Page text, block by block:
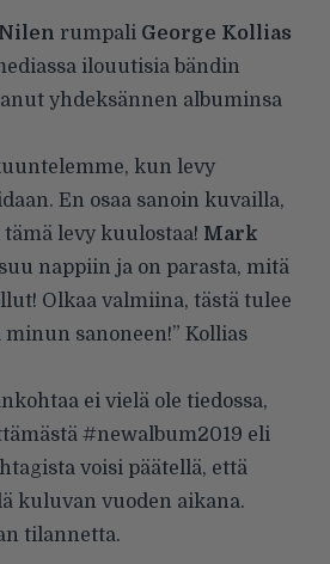
Nilen rumpali George Kollias
ilouutisia bändin
yhdeksännen albuminsa
kun levy
En osaa sanoin kuvailla,
levy kuulostaa! Mark
nappiin ja on parasta, mitä
Olkaa valmiina, tästä tulee
sanoneen!” Kollias
ei vielä ole tiedossa,
#newalbum2019 eli
voisi päätellä, että
kuluvan vuoden aikana.
tilannetta.